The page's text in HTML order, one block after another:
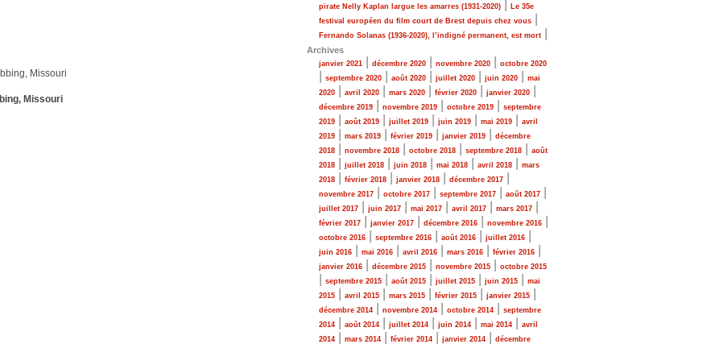
Missouri
Missouri
pirate Nelly Kaplan largue les amarres (1931-2020)
Le 35e
festival européen du film court de Brest depuis chez vous
Fernando Solanas (1936-2020), l’indigné permanent, est mort
Archives
janvier 2021 décembre 2020 novembre 2020 octobre 2020
septembre 2020 août 2020 juillet 2020 juin 2020
mai
2020
avril 2020 mars 2020 février 2020 janvier 2020
décembre 2019 novembre 2019 octobre 2019
septembre
2019
août 2019 juillet 2019 juin 2019 mai 2019
avril
2019
mars 2019 février 2019 janvier 2019
décembre
2018
novembre 2018 octobre 2018 septembre 2018
août
2018
juillet 2018 juin 2018 mai 2018 avril 2018
mars
2018
février 2018 janvier 2018 décembre 2017
novembre 2017 octobre 2017 septembre 2017 août 2017
juillet 2017 juin 2017 mai 2017 avril 2017 mars 2017
février 2017 janvier 2017 décembre 2016 novembre 2016
octobre 2016 septembre 2016 août 2016 juillet 2016
juin 2016 mai 2016 avril 2016 mars 2016 février 2016
janvier 2016 décembre 2015 novembre 2015 octobre 2015
septembre 2015 août 2015 juillet 2015 juin 2015
mai
2015
avril 2015 mars 2015 février 2015 janvier 2015
décembre 2014 novembre 2014 octobre 2014
septembre
2014
août 2014 juillet 2014 juin 2014 mai 2014
avril
2014
mars 2014 février 2014 janvier 2014
décembre